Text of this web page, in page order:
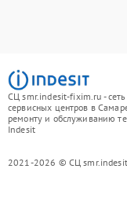
СЦ smr.indesit-fixim.ru - сеть
сервисных центров в
ремонту и обслуживанию
Indesit
2021-2026 © СЦ